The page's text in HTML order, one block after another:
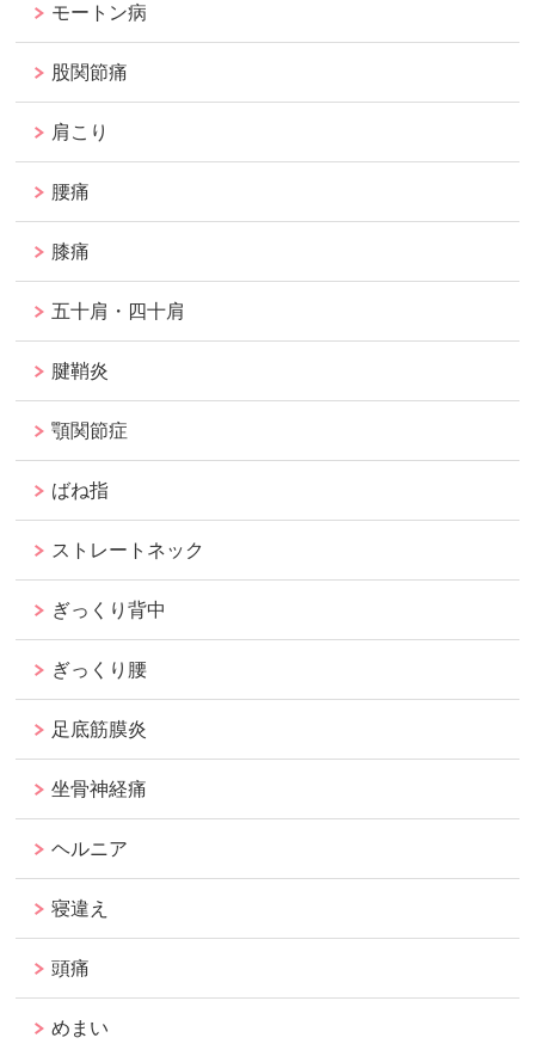
モートン病
股関節痛
肩こり
腰痛
膝痛
五十肩・四十肩
腱鞘炎
顎関節症
ばね指
ストレートネック
ぎっくり背中
ぎっくり腰
足底筋膜炎
坐骨神経痛
ヘルニア
寝違え
頭痛
めまい